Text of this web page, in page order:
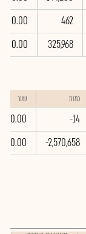
462
0.00
325,968
0.00
כמות שער
-14
0.00
-2,570,658
0.00